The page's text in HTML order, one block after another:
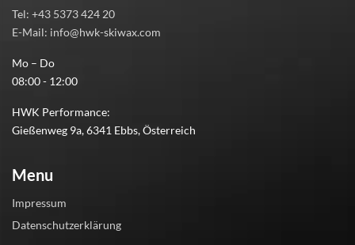
Tel: +43 5373 424 20
E-Mail: info@hwk-skiwax.com
Mo – Do
08:00 - 12:00
HWK Performance:
Gießenweg 9a, 6341 Ebbs, Österreich
Menu
Impressum
Datenschutzerklärung